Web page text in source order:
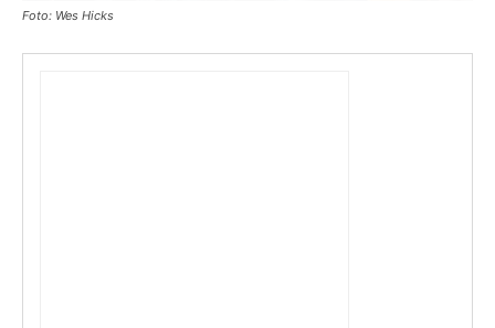
Foto: Wes Hicks